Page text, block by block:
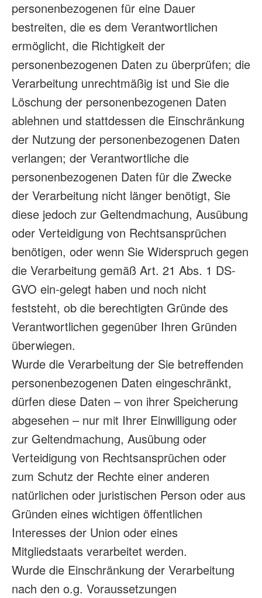
personenbezogenen für eine Dauer
bestreiten, die es dem Verantwortlichen
ermöglicht, die Richtigkeit der
personenbezogenen Daten zu überprüfen; die
Verarbeitung unrechtmäßig ist und Sie die
Löschung der personenbezogenen Daten
ablehnen und stattdessen die Einschränkung
der Nutzung der personenbezogenen Daten
verlangen; der Verantwortliche die
personenbezogenen Daten für die Zwecke
der Verarbeitung nicht länger benötigt, Sie
diese jedoch zur Geltendmachung, Ausübung
oder Verteidigung von Rechtsansprüchen
benötigen, oder wenn Sie Widerspruch gegen
die Verarbeitung gemäß Art. 21 Abs. 1 DS-
GVO ein-gelegt haben und noch nicht
feststeht, ob die berechtigten Gründe des
Verantwortlichen gegenüber Ihren Gründen
überwiegen.
Wurde die Verarbeitung der Sie betreffenden
personenbezogenen Daten eingeschränkt,
dürfen diese Daten – von ihrer Speicherung
abgesehen – nur mit Ihrer Einwilligung oder
zur Geltendmachung, Ausübung oder
Verteidigung von Rechtsansprüchen oder
zum Schutz der Rechte einer anderen
natürlichen oder juristischen Person oder aus
Gründen eines wichtigen öffentlichen
Interesses der Union oder eines
Mitgliedstaats verarbeitet werden.
Wurde die Einschränkung der Verarbeitung
nach den o.g. Voraussetzungen